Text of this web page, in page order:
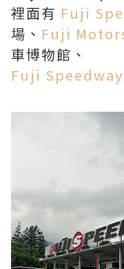
裡面有 Fuji
場、 Fuji
車博物館、
Fuji